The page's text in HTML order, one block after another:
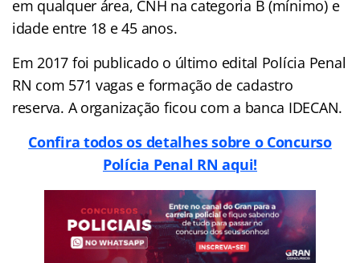
em qualquer área, CNH na categoria B (mínimo) e
idade entre 18 e 45 anos.
Em 2017 foi publicado o último edital Polícia Penal
RN com 571 vagas e formação de cadastro
reserva. A organização ficou com a banca IDECAN.
Confira todos os detalhes sobre o Concurso
Polícia Penal RN aqui!